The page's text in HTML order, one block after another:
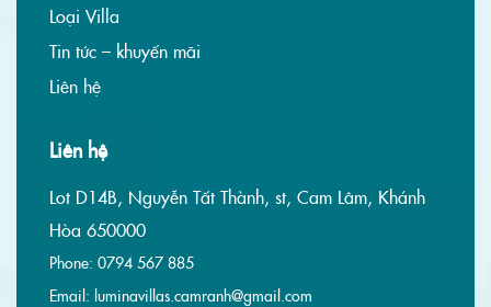
Loại Villa
Tin tức – khuyến mãi
Liên hệ
Liên hệ
Lot D14B, Nguyễn Tất Thành, st, Cam Lâm, Khánh
Hòa 650000
Phone: 0794 567 885
Email: luminavillas.camranh@gmail.com